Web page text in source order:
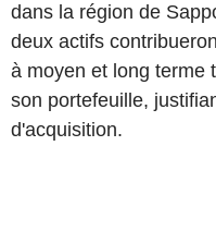
dans la région de
deux actifs
à moyen et long terme
son portefeuille,
d'acquisition.